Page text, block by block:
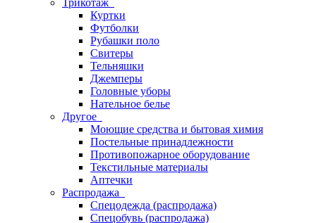
Трикотаж
Куртки
Футболки
Рубашки поло
Свитеры
Тельняшки
Джемперы
Головные уборы
Нательное белье
Другое
Моющие средства и бытовая химия
Постельные принадлежности
Противопожарное оборудование
Текстильные материалы
Аптечки
Распродажа
Спецодежда (распродажа)
Спецобувь (распродажа)